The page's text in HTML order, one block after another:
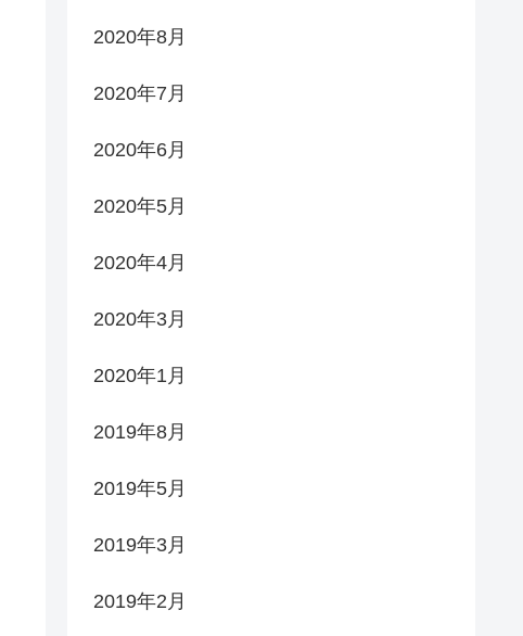
2020年8月
2020年7月
2020年6月
2020年5月
2020年4月
2020年3月
2020年1月
2019年8月
2019年5月
2019年3月
2019年2月